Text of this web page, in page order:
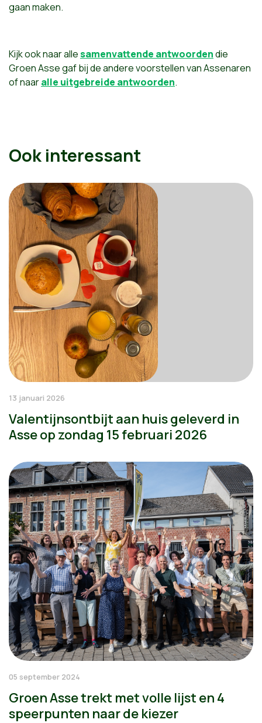
gaan maken.
Kijk ook naar allesamenvattende antwoordendie
Groen Asse gaf bij de andere voorstellen van Assenaren
of naaralle uitgebreide antwoorden.
Ook interessant
13 januari 2026
Valentijnsontbijt aan huis geleverd in
Asse op zondag 15 februari 2026
05 september 2024
Groen Asse trekt met volle lijst en 4
speerpunten naar de kiezer